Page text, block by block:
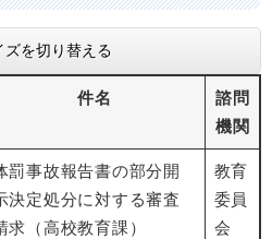
ズを切り替える
件名
諮問
機関
罰事故報告書の部分開
決定処分に対する審査
求（高校教育課）
教育
委員
会